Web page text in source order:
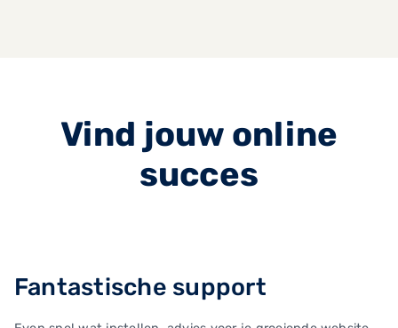
Vind jouw online
succes
Fantastische support